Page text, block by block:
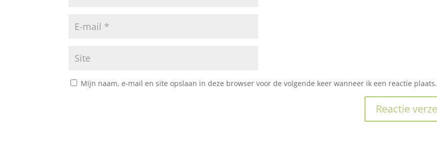
Mijn naam, e-mail en site opslaan in deze browser voor de volgende keer wanneer ik een reactie plaats.